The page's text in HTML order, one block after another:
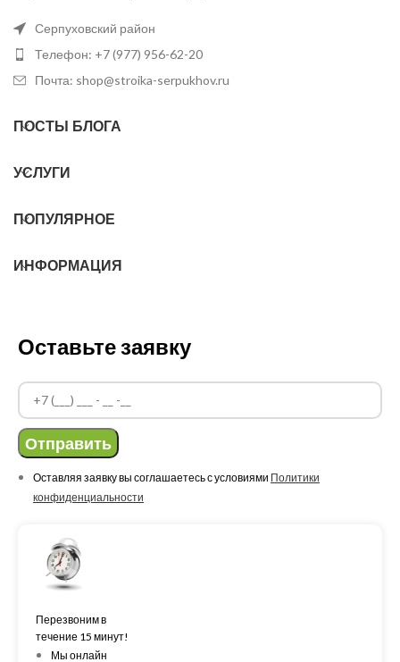
Серпуховский район
Телефон: +7 (977) 956-62-20
Почта: shop@stroika-serpukhov.ru
ПОСТЫ БЛОГА
УСЛУГИ
ПОПУЛЯРНОЕ
ИНФОРМАЦИЯ
Оставьте заявку
Отправить
Оставляя заявку вы соглашаетесь с условиями Политики
конфиденциальности
Перезвоним в
течение 15 минут!
Мы онлайн